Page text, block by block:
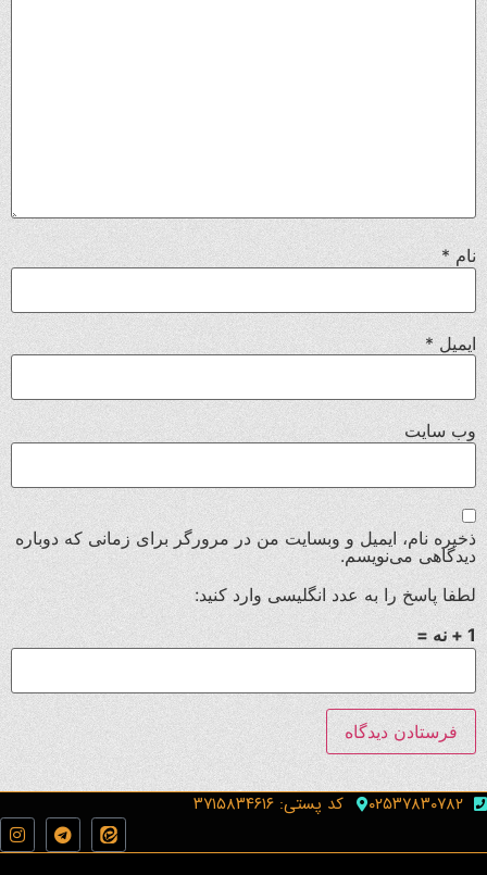
نام *
ایمیل*
وب‌ سایت
ذخیره نام، ایمیل و وبسایت من در مرورگر برای زمانی که دوباره
دیدگاهی می‌نویسم.
لطفا پاسخ را به عدد انگلیسی وارد کنید:
1 + نه =
۰۲۵۳۷۸۳۰۷۸۲ کد پستی: ۳۷۱۵۸۳۴۶۱۶